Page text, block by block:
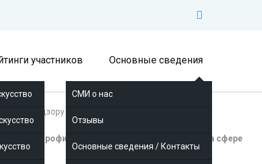
участников Основные сведения
СМИ о нас
Отзывы
Основные сведения / Контакты
по надзору в сфере связи,
профильных государственных органов в сфере